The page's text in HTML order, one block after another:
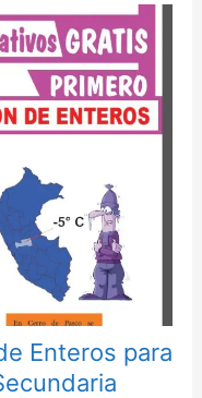
Enteros para